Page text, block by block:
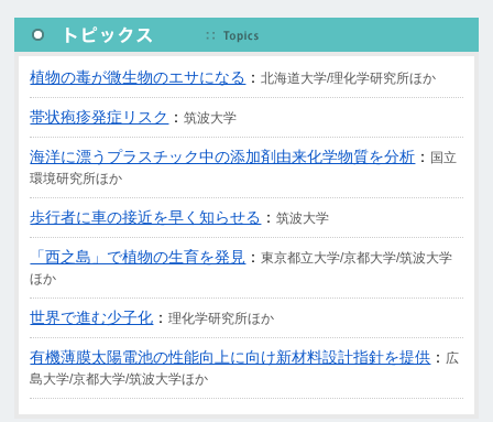
植物の毒が微生物のエサになる ：北海道大学/理化学研究所ほか
帯状疱疹発症リスク ：筑波大学
海洋に漂うプラスチック中の添加剤由来化学物質を分析 ： 国立
環境研究所ほか
歩行者に車の接近を早く知らせる ：筑波大学
「西之島」で植物の生育を発見 ：東京都立大学/京都大学/筑波大学
ほか
世界で進む少子化 ：理化学研究所ほか
有機薄膜太陽電池の性能向上に向け新材料設計指針を提供 ： 広
島大学/京都大学/筑波大学ほか